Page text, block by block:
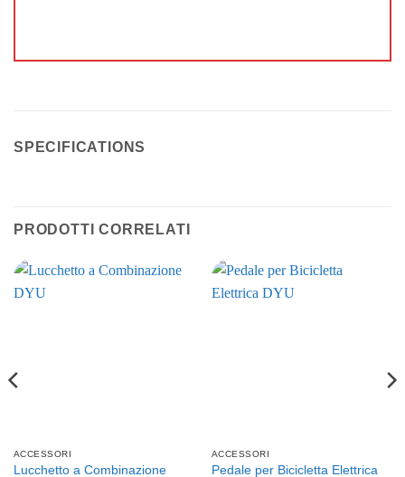
SPECIFICATIONS
PRODOTTI CORRELATI
ACCESSORI
Lucchetto a Combinazione
ACCESSORI
Pedale per Bicicletta Elettrica